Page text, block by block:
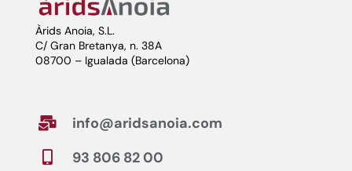
Àrids Anoia, S.L.
C/ Gran Bretanya, n. 38A
08700 – Igualada (Barcelona)
 info@aridsanoia.com
 93 806 82 00